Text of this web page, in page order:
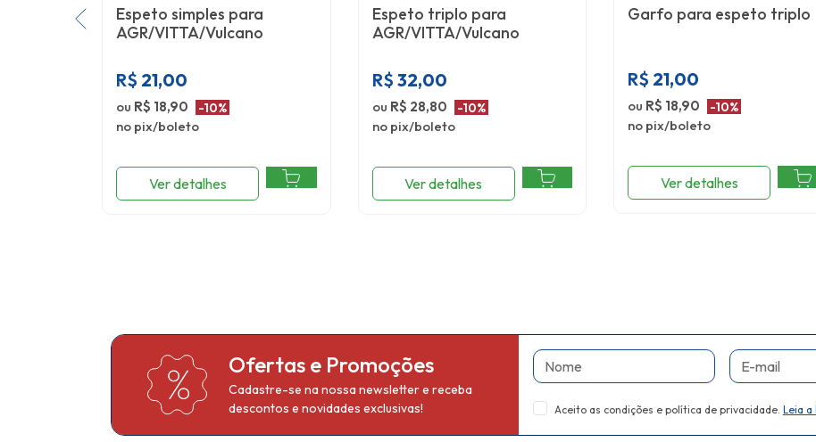
Espeto simples para
AGR/VITTA/Vulcano
R$ 21,00
ou R$ 18,90 -10%
no pix/boleto
Ver detalhes
Espeto triplo para
AGR/VITTA/Vulcano
R$ 32,00
ou R$ 28,80 -10%
no pix/boleto
Ver detalhes
Garfo para espeto triplo
R$ 21,00
ou R$ 18,90 -10%
no pix/boleto
Ver detalhes
Ofertas e Promoções
Cadastre-se na nossa newsletter e receba
descontos e novidades exclusivas!
Nome E-mail
Aceito as condições e política de privacidade. Leia a